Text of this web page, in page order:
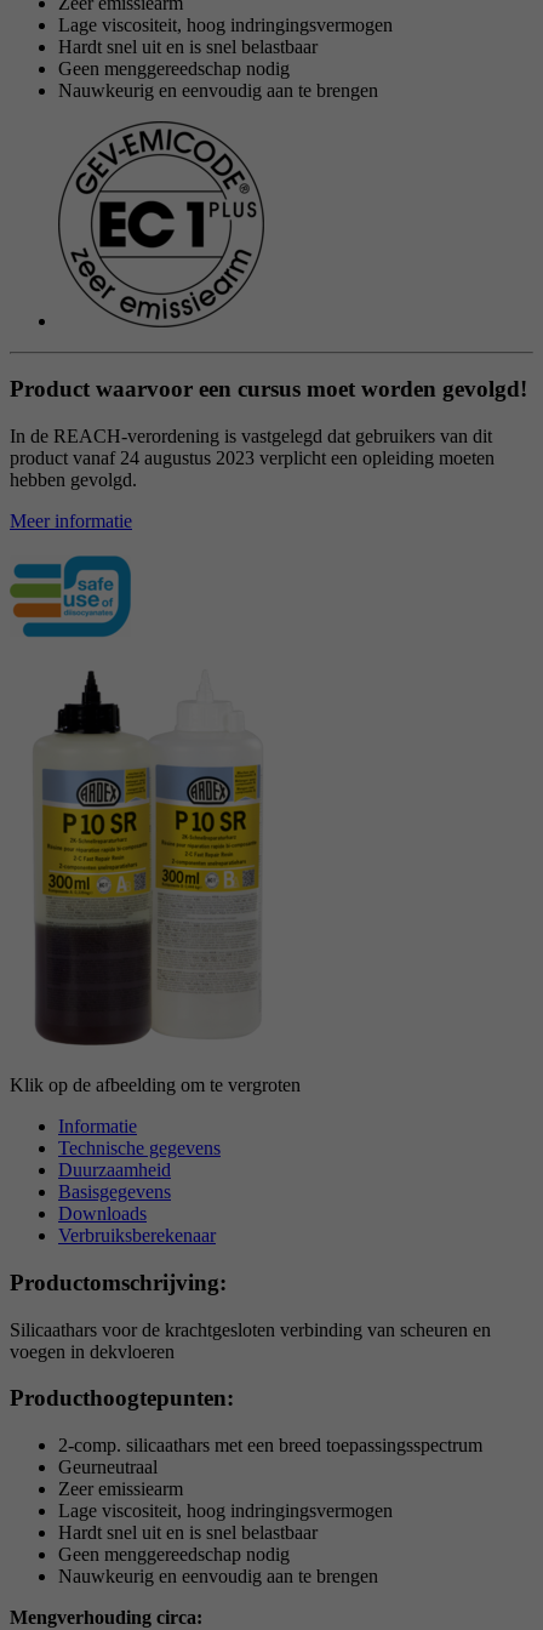
Lage viscositeit, hoog indringingsvermogen
Hardt snel uit en is snel belastbaar
Geen menggereedschap nodig
Nauwkeurig en eenvoudig aan te brengen
Product waarvoor een cursus moet worden gevolgd!
In de REACH-verordening is vastgelegd dat gebruikers van dit
product vanaf 24 augustus 2023 verplicht een opleiding moeten
hebben gevolgd.
Meer informatie
Klik op de afbeelding om te vergroten
Informatie
Technische gegevens
Duurzaamheid
Basisgegevens
Downloads
Verbruiksberekenaar
Productomschrijving:
Silicaathars voor de krachtgesloten verbinding van scheuren en
voegen in dekvloeren
Producthoogtepunten:
2-comp. silicaathars met een breed toepassingsspectrum
Geurneutraal
Zeer emissiearm
Lage viscositeit, hoog indringingsvermogen
Hardt snel uit en is snel belastbaar
Geen menggereedschap nodig
Nauwkeurig en eenvoudig aan te brengen
Mengverhouding circa:
Doel
reCAPTCHA setzt ein notwendiges Cookie
(_GRECAPTCHA), wenn es zum Zweck der
Risikoanalyse ausgeführt wird.